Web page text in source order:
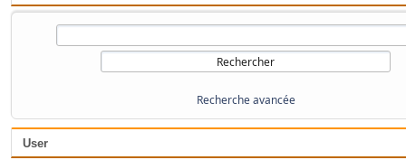
Recherche avancée
User